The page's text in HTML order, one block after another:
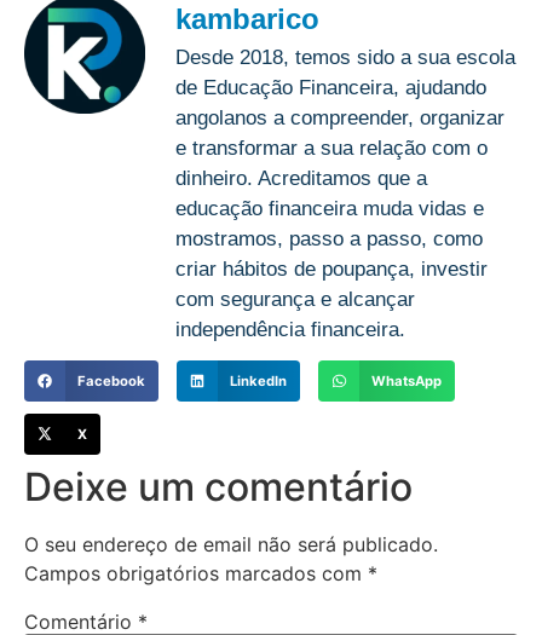
kambarico
Desde 2018, temos sido a sua escola
de Educação Financeira, ajudando
angolanos a compreender, organizar
e transformar a sua relação com o
dinheiro. Acreditamos que a
educação financeira muda vidas e
mostramos, passo a passo, como
criar hábitos de poupança, investir
com segurança e alcançar
independência financeira.
Facebook LinkedIn WhatsApp
X
Deixe um comentário
O seu endereço de email não será publicado.
Campos obrigatórios marcados com *
Comentário *